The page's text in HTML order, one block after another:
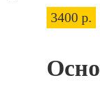
3400 р.